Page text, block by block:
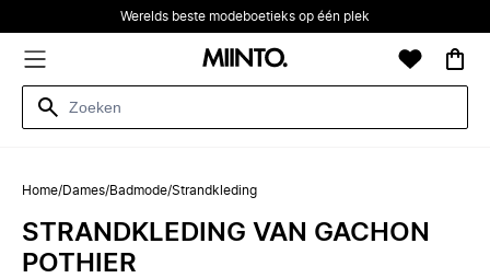
Werelds beste modeboetieks op één plek
Home/Dames/Badmode/Strandkleding
STRANDKLEDING VAN GACHON
POTHIER